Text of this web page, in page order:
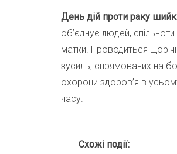
День дій проти раку
об’єднує людей,
матки. Проводиться
зусиль, спрямованих на
охорони здоров’я в
часу.
Схожі події: